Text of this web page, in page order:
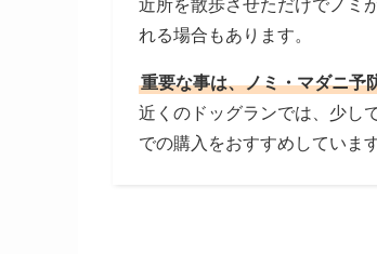
近所を散歩させただけでノミ
れる場合もあります。
重要な事は、ノミ・マダニ予
近くのドッグランでは、少し
での購入をおすすめしています